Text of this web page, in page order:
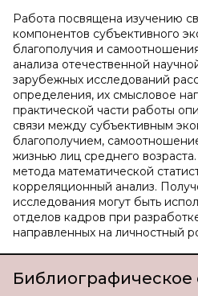
Работа посвящена изучению
компонентов субъективного
благополучия и
анализа отечественной
зарубежных исследований
определения, их смысловое
практической части работы
связи между субъективным
благополучием,
жизнью лиц среднего
метода математической
корреляционный анализ.
исследования могут быть
отделов кадров при
направленных на личностный
Библиографическое